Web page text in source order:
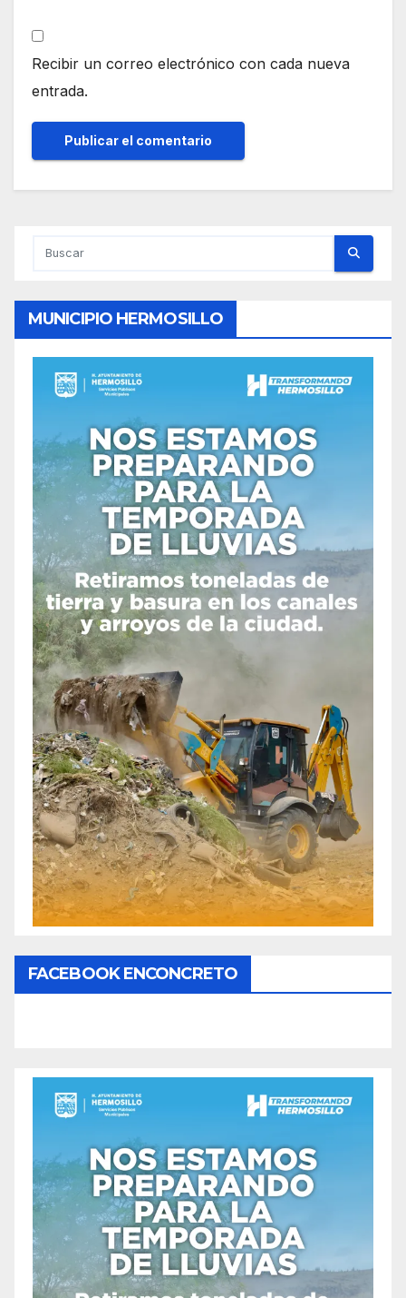
Recibir un correo electrónico con cada nueva
entrada.
MUNICIPIO HERMOSILLO
FACEBOOK ENCONCRETO